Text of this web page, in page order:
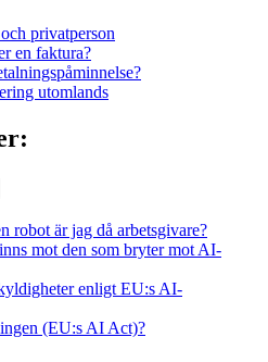
privatperson
en faktura?
utomlands
robot är jag då arbetsgivare?
mot den som bryter mot AI-
enligt EU:s AI-
(EU:s AI Act)?